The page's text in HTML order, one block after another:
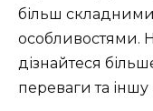
більш
особливостями.
дізнайтеся
переваги та